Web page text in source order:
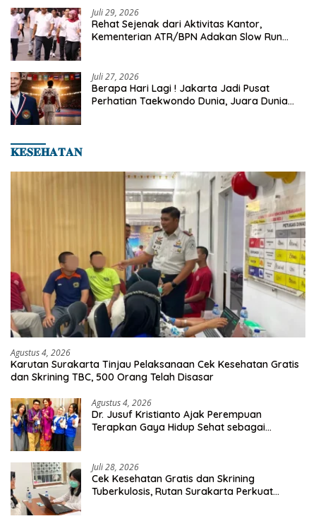
Juli 29, 2026
Rehat Sejenak dari Aktivitas Kantor,
Kementerian ATR/BPN Adakan Slow Run
Juli 27, 2026
Berapa Hari Lagi ! Jakarta Jadi Pusat
Perhatian Taekwondo Dunia, Juara Dunia
𝐊𝐄𝐒𝐄𝐇𝐀𝐓𝐀𝐍
Agustus 4, 2026
Karutan Surakarta Tinjau Pelaksanaan Cek Kesehatan Gratis
dan Skrining TBC, 500 Orang Telah Disasar
Agustus 4, 2026
Dr. Jusuf Kristianto Ajak Perempuan
Terapkan Gaya Hidup Sehat sebagai
Juli 28, 2026
Cek Kesehatan Gratis dan Skrining
Tuberkulosis, Rutan Surakarta Perkuat